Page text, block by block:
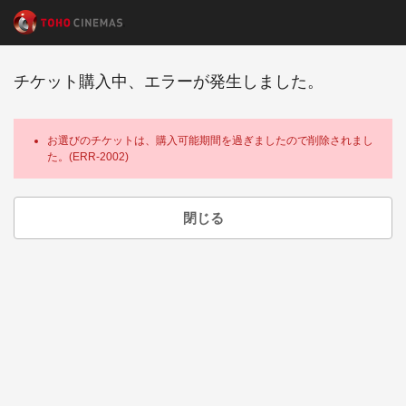
チケット購入中、エラーが発生しました。
お選びのチケットは、購入可能期間を過ぎましたので削除されまし
た。(ERR-2002)
閉じる